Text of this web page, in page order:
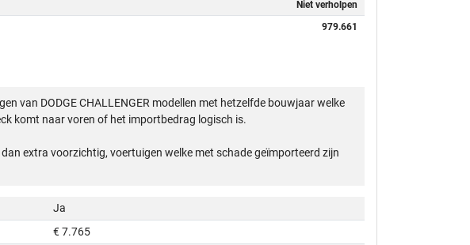
Niet verholpen
979.661
van DODGE CHALLENGER modellen met hetzelfde bouwjaar welke
komt naar voren of het importbedrag logisch is.
extra voorzichtig, voertuigen welke met schade geïmporteerd zijn
Ja
€ 7.765